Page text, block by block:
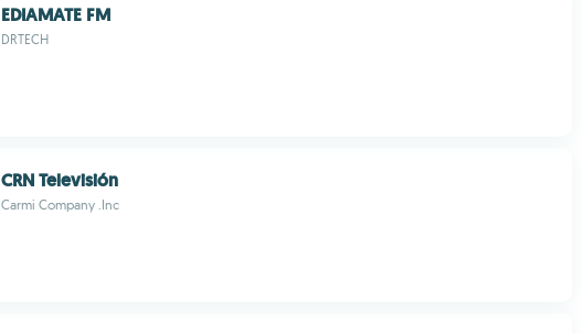
EDIAMATE FM
DRTECH
CRN Televisión
Carmi Company .Inc